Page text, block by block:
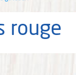
rouge